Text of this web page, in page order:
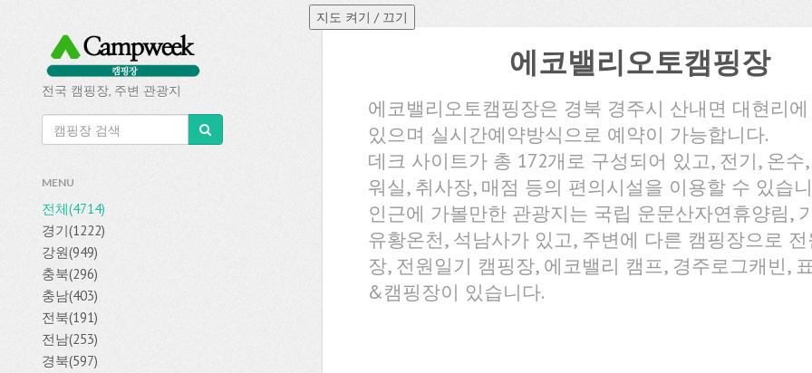
전국 캠핑장, 주변 관광지
MENU
전체(4714)
경기(1222)
강원(949)
충북(296)
충남(403)
전북(191)
전남(253)
경북(597)
에코밸리오토캠핑장
에코밸리오토캠핑장은 경북 경주시 산내면 대현리
있으며 실시간예약방식으로 예약이 가능합니다.
데크 사이트가 총 172개로 구성되어 있고, 전기, 온수
워실, 취사장, 매점 등의 편의시설을 이용할 수 있습
인근에 가볼만한 관광지는 국립 운문산자연휴양림,
유황온천, 석남사가 있고, 주변에 다른 캠핑장으로
장, 전원일기 캠핑장, 에코밸리 캠프, 경주로그캐빈,
&캠핑장이 있습니다.